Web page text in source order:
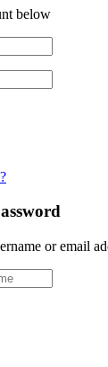
below
or email